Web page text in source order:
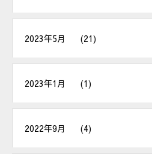
2023年5月 (21)
2023年1月 (1)
2022年9月 (4)